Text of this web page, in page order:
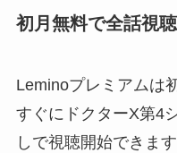
初月無料で全話視
Leminoプレミアムは
すぐにドクターX第4
しで視聴開始できま